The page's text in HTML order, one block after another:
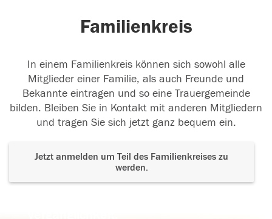
Familienkreis
In einem Familienkreis können sich sowohl alle
Mitglieder einer Familie, als auch Freunde und
Bekannte eintragen und so eine Trauergemeinde
bilden. Bleiben Sie in Kontakt mit anderen Mitgliedern
und tragen Sie sich jetzt ganz bequem ein.
Jetzt anmelden um Teil des Familienkreises zu
werden.